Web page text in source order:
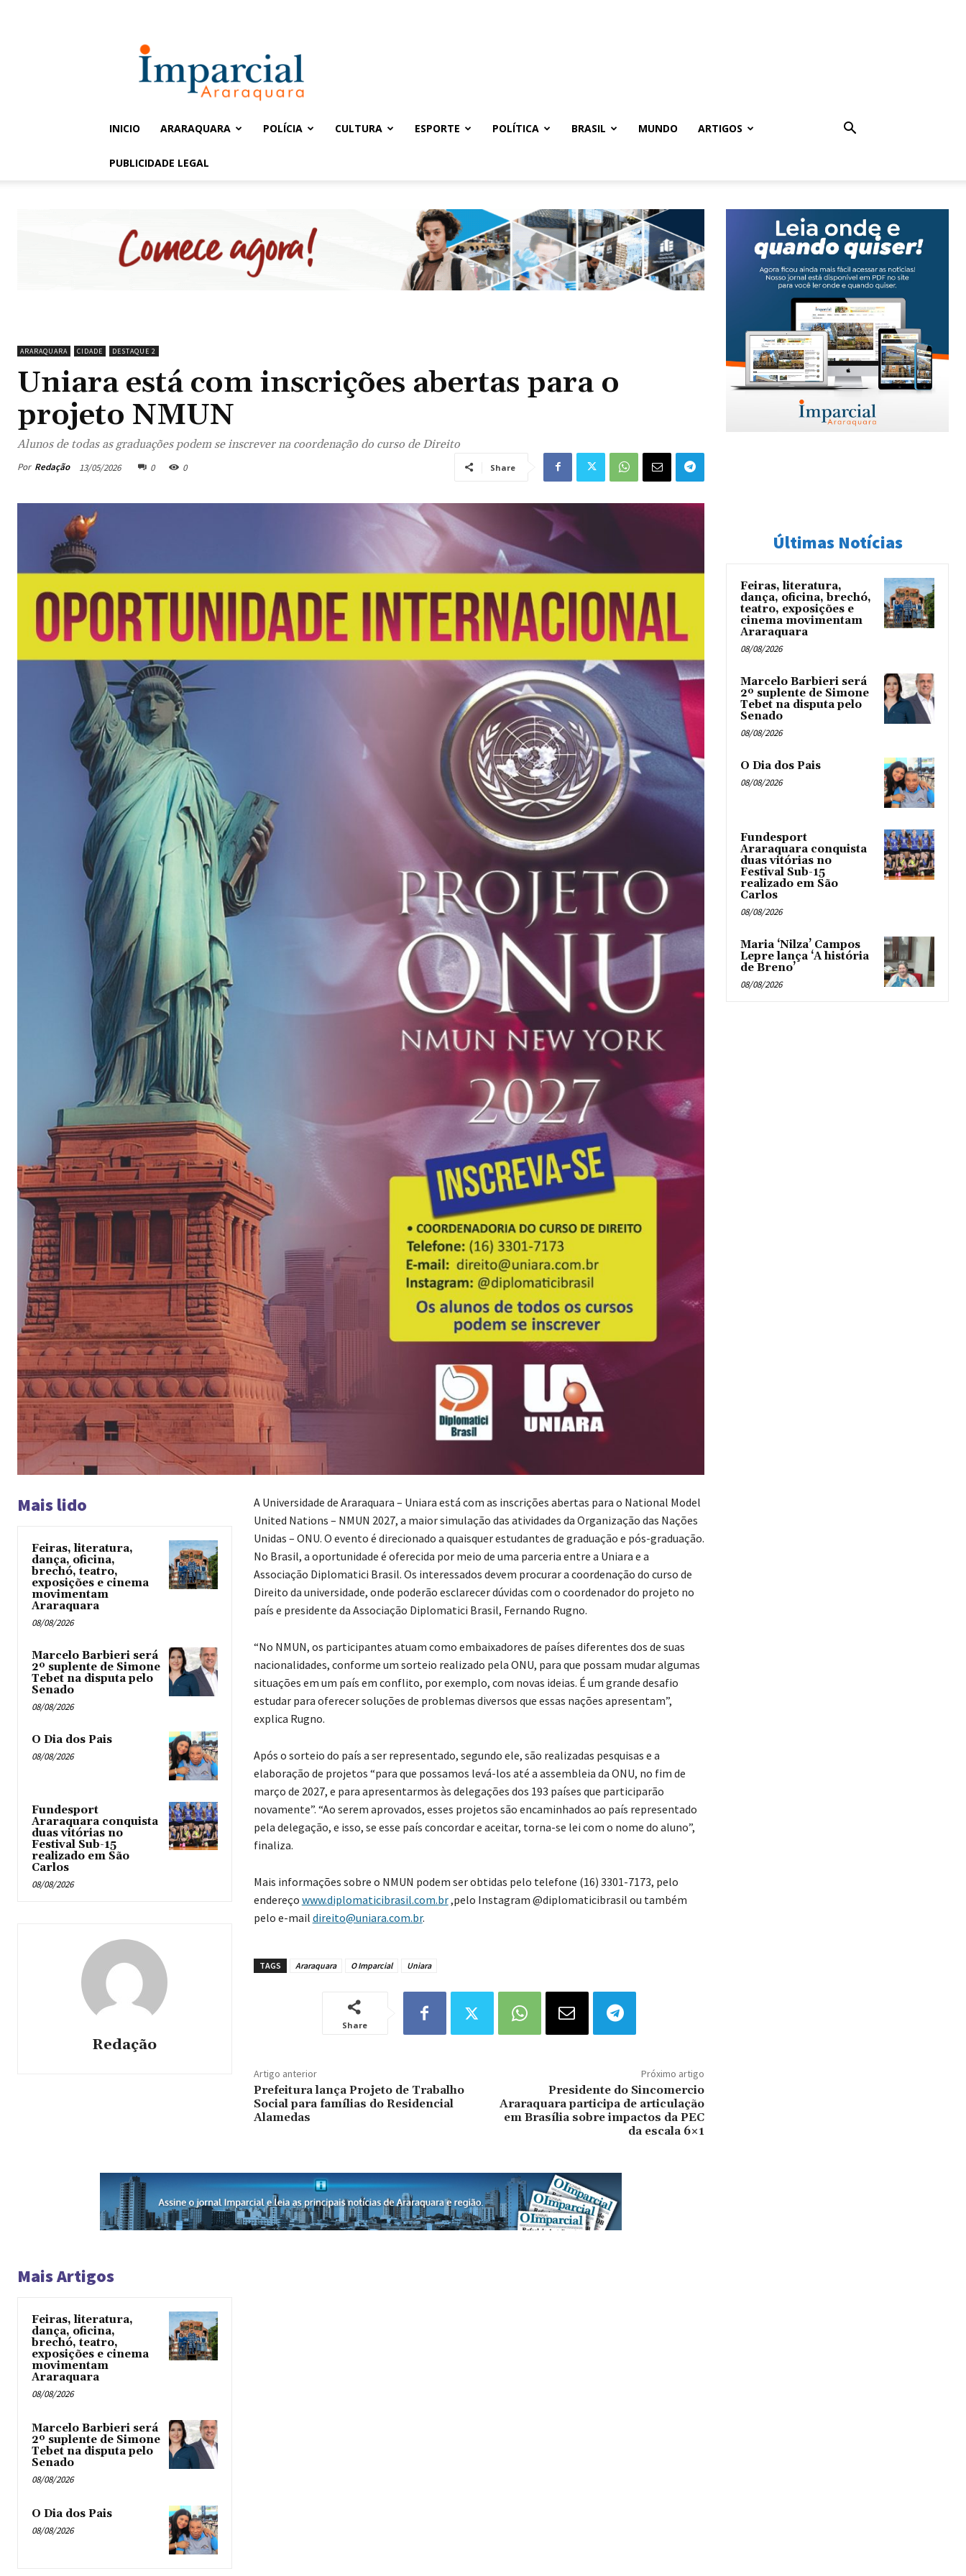
Imparcial
INICIO ARARAQUARA POLÍCIA CULTURA ESPORTE POLÍTICA BRASIL MUNDO ARTIGOS
PUBLICIDADE LEGAL
ARARAQUARA CIDADE DESTAQUE 2
Uniara está com inscrições abertas para o
projeto NMUN
Alunos de todas as graduações podem se inscrever na coordenação do curso de Direito
Por Redação 13/05/2026 0 0 Share
Mais lido
Feiras, literatura,
dança, oficina,
brechó, teatro,
exposições e cinema
movimentam
Araraquara
08/08/2026
Marcelo Barbieri será
2º suplente de Simone
Tebet na disputa pelo
Senado
08/08/2026
O Dia dos Pais
08/08/2026
Fundesport
Araraquara conquista
duas vitórias no
Festival Sub-15
realizado em São
Carlos
08/08/2026
Redação
A Universidade de Araraquara – Uniara está com as inscrições abertas para o National Model
United Nations – NMUN 2027, a maior simulação das atividades da Organização das Nações
Unidas – ONU. O evento é direcionado a quaisquer estudantes de graduação e pós-graduação.
No Brasil, a oportunidade é oferecida por meio de uma parceria entre a Uniara e a
Associação Diplomatici Brasil. Os interessados devem procurar a coordenação do curso de
Direito da universidade, onde poderão esclarecer dúvidas com o coordenador do projeto no
país e presidente da Associação Diplomatici Brasil, Fernando Rugno.
“No NMUN, os participantes atuam como embaixadores de países diferentes dos de suas
nacionalidades, conforme um sorteio realizado pela ONU, para que possam mudar algumas
situações em um país em conflito, por exemplo, com novas ideias. É um grande desafio
estudar para oferecer soluções de problemas diversos que essas nações apresentam”,
explica Rugno.
Após o sorteio do país a ser representado, segundo ele, são realizadas pesquisas e a
elaboração de projetos “para que possamos levá-los até a assembleia da ONU, no fim de
março de 2027, e para apresentarmos às delegações dos 193 países que participarão
novamente”. “Ao serem aprovados, esses projetos são encaminhados ao país representado
pela delegação, e isso, se esse país concordar e aceitar, torna-se lei com o nome do aluno”,
finaliza.
Mais informações sobre o NMUN podem ser obtidas pelo telefone (16) 3301-7173, pelo
endereço www.diplomaticibrasil.com.br,pelo Instagram @diplomaticibrasil ou também
pelo e-mail direito@uniara.com.br.
TAGS Araraquara O Imparcial Uniara
Share
Artigo anterior
Prefeitura lança Projeto de Trabalho
Social para famílias do Residencial
Alamedas
Próximo artigo
Presidente do Sincomercio
Araraquara participa de articulação
em Brasília sobre impactos da PEC
da escala 6×1
Mais Artigos
Feiras, literatura,
dança, oficina,
brechó, teatro,
exposições e cinema
movimentam
Araraquara
08/08/2026
Marcelo Barbieri será
2º suplente de Simone
Tebet na disputa pelo
Senado
08/08/2026
O Dia dos Pais
08/08/2026
Últimas Notícias
Feiras, literatura,
dança, oficina, brechó,
teatro, exposições e
cinema movimentam
Araraquara
08/08/2026
Marcelo Barbieri será
2º suplente de Simone
Tebet na disputa pelo
Senado
08/08/2026
O Dia dos Pais
08/08/2026
Fundesport
Araraquara conquista
duas vitórias no
Festival Sub-15
realizado em São
Carlos
08/08/2026
Maria ‘Nilza’ Campos
Lepre lança ‘A história
de Breno’
08/08/2026